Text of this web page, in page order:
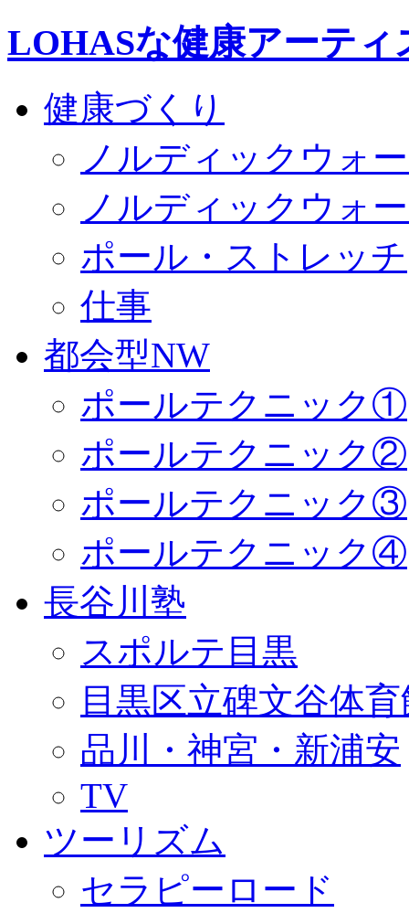
LOHASな健康アーティ
健康づくり
ノルディックウォ
ノルディックウォ
ポール・ストレッチ
仕事
都会型NW
ポールテクニック①
ポールテクニック②
ポールテクニック③
ポールテクニック④
長谷川塾
スポルテ目黒
目黒区立碑文谷体
品川・神宮・新浦安
TV
ツーリズム
セラピーロード